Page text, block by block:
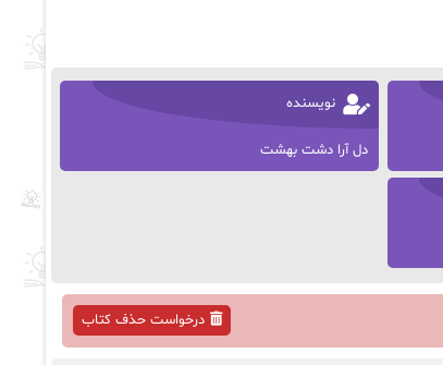
نویسنده
دل آرا دشت بهشت
درخواست حذف کتاب